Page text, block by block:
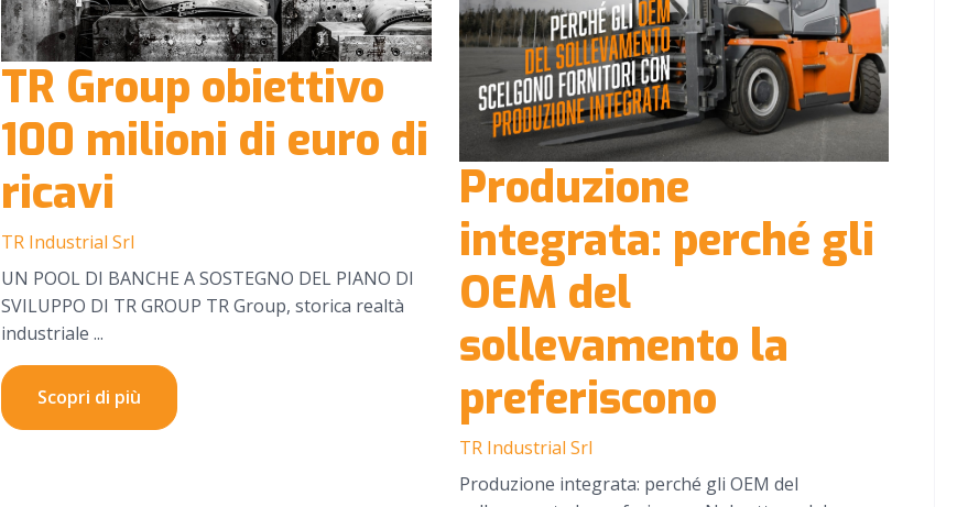
TR Group obiettivo
100 milioni di euro di
ricavi
TR Industrial Srl
UN POOL DI BANCHE A SOSTEGNO DEL PIANO DI
SVILUPPO DI TR GROUP TR Group, storica realtà
industriale ...
Scopri di più
Produzione
integrata: perché gli
OEM del
sollevamento la
preferiscono
TR Industrial Srl
Produzione integrata: perché gli OEM del